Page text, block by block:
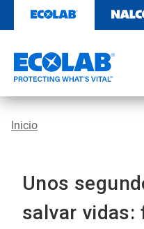
contenido
Inicio
Unos
salvar